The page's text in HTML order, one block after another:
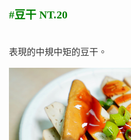
#豆干 NT.20
表現的中規中矩的豆干。